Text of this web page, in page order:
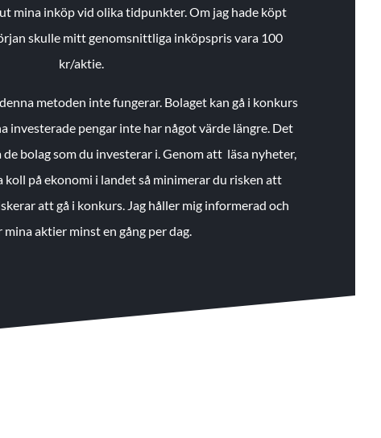
mina inköp vid olika tidpunkter. Om jag hade köpt
skulle mitt genomsnittliga inköpspris vara 100
kr/aktie.
metoden inte fungerar. Bolaget kan gå i konkurs
investerade pengar inte har något värde längre. Det
bolag som du investerar i. Genom att läsa nyheter,
koll på ekonomi i landet så minimerar du risken att
att gå i konkurs. Jag håller mig informerad och
mina aktier minst en gång per dag.